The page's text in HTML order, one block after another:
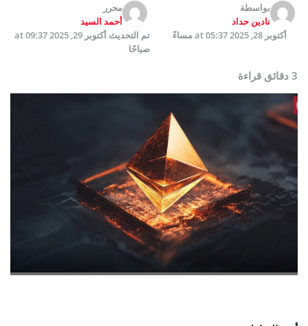
بواسطة
نادين حداد
محرر
أحمد السيد
أكتوبر 28, 2025 at 05:37 مساءً
تم التحديث
أكتوبر 29, 2025 at 09:37
صباحًا
3 دقائق قراءة